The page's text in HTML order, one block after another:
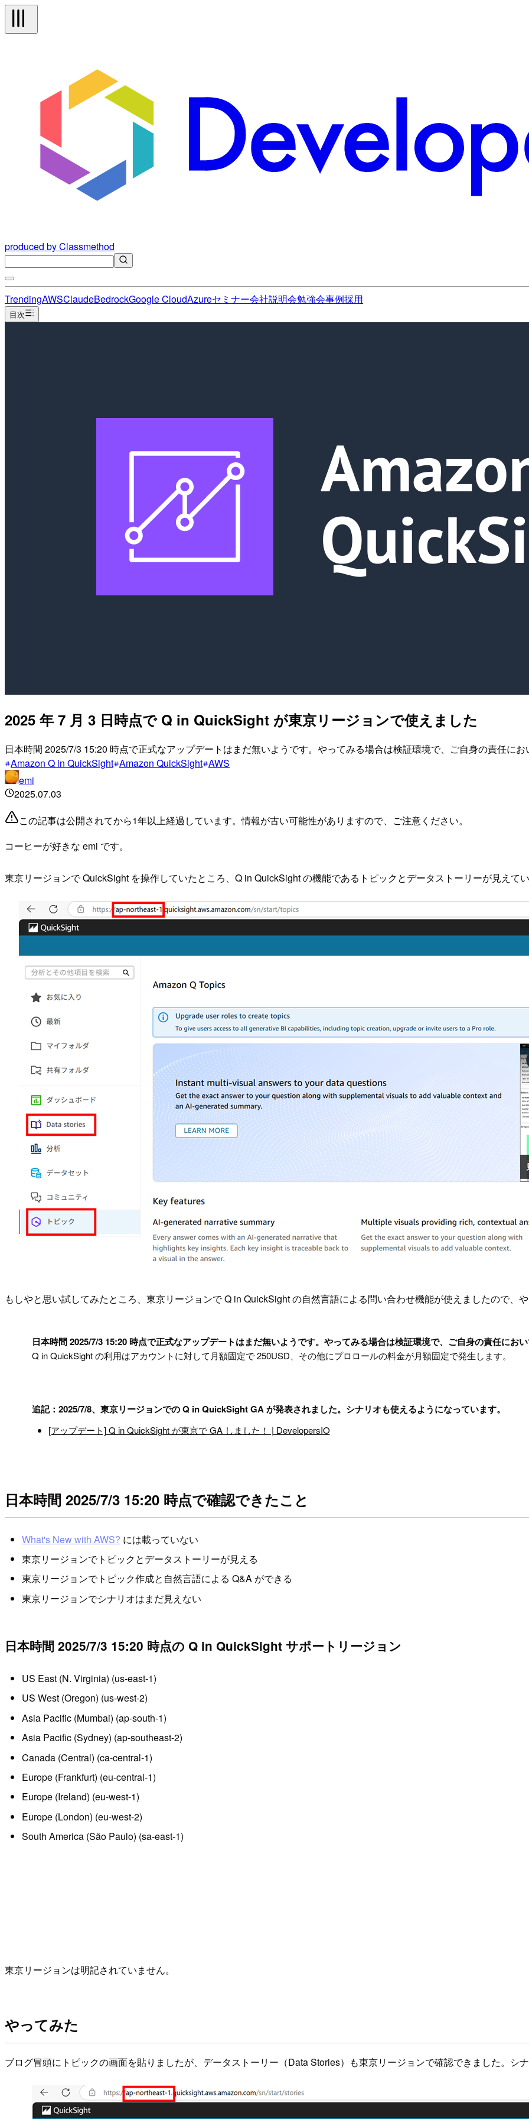
produced by Classmethod
TrendingAWSClaudeBedrockGoogle CloudAzureセミナー会社説明会勉強会事例採用
目次
2025 年 7 月 3 日時点で Q in QuickSight が東京リージョンで使えました
日本時間 2025/7/3 15:20 時点で正式なアップデートはまだ無いようです。やってみる場合は検証環境で、ご自身の責任にお
Amazon Q in QuickSight Amazon QuickSight AWS
emi
2025.07.03
この記事は公開されてから1年以上経過しています。情報が古い可能性がありますので、ご注意ください。
コーヒーが好きな emi です。
東京リージョンで QuickSight を操作していたところ、Q in QuickSight の機能であるトピックとデータストーリーが見えてい
もしやと思い試してみたところ、東京リージョンで Q in QuickSight の自然言語による問い合わせ機能が使えましたので、や
日本時間 2025/7/3 15:20 時点で正式なアップデートはまだ無いようです。やってみる場合は検証環境で、ご自身の責任におい
Q in QuickSight の利用はアカウントに対して月額固定で 250USD、その他にプロロールの料金が月額固定で発生します。
追記：2025/7/8、東京リージョンでの Q in QuickSight GA が発表されました。シナリオも使えるようになっています。
[アップデート] Q in QuickSight が東京で GA しました！ | DevelopersIO
日本時間 2025/7/3 15:20 時点で確認できたこと
What's New with AWS? には載っていない
東京リージョンでトピックとデータストーリーが見える
東京リージョンでトピック作成と自然言語による Q&A ができる
東京リージョンでシナリオはまだ見えない
日本時間 2025/7/3 15:20 時点の Q in QuickSight サポートリージョン
US East (N. Virginia) (us-east-1)
US West (Oregon) (us-west-2)
Asia Pacific (Mumbai) (ap-south-1)
Asia Pacific (Sydney) (ap-southeast-2)
Canada (Central) (ca-central-1)
Europe (Frankfurt) (eu-central-1)
Europe (Ireland) (eu-west-1)
Europe (London) (eu-west-2)
South America (São Paulo) (sa-east-1)
東京リージョンは明記されていません。
やってみた
ブログ冒頭にトピックの画面を貼りましたが、データストーリー（Data Stories）も東京リージョンで確認できました。シ